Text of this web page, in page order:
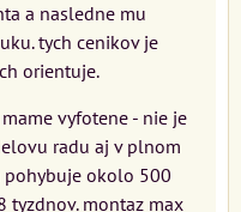
a nasledne mu
tych cenikov je
orientuje.
vyfotene - nie je
radu aj v plnom
pohybuje okolo 500
tyzdnov. montaz max